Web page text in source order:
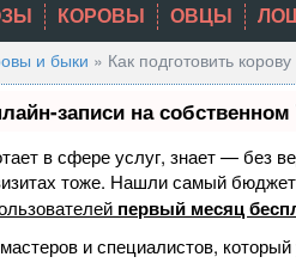
КОРОВЫ ОВЦЫ
и быки » Как подготовить
записи на собственном
в сфере услуг, знает — без
тоже. Нашли самый
первый месяц
и специалистов,